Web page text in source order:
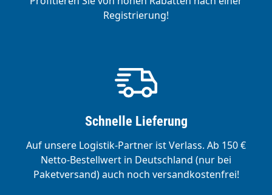
Registrierung!
Schnelle Lieferung
Auf unsere Logistik-Partner ist Verlass. Ab 150 €
Netto-Bestellwert in Deutschland (nur bei
Paketversand) auch noch versandkostenfrei!